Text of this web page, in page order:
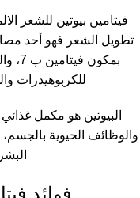
تطويل الشعر فهو أحد
للكربوهيدرات
البيوتين هو مكمل
والوظائف الحيوية